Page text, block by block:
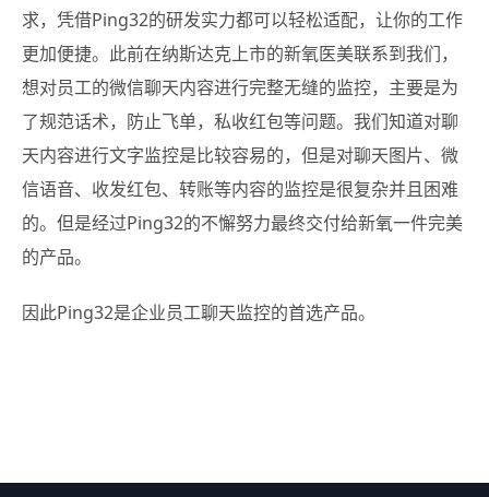
求，凭借Ping32的研发实力都可以轻松适配，让你的工作
更加便捷。此前在纳斯达克上市的新氧医美联系到我们，
想对员工的微信聊天内容进行完整无缝的监控，主要是为
了规范话术，防止飞单，私收红包等问题。我们知道对聊
天内容进行文字监控是比较容易的，但是对聊天图片、微
信语音、收发红包、转账等内容的监控是很复杂并且困难
的。但是经过Ping32的不懈努力最终交付给新氧一件完美
的产品。
因此Ping32是企业员工聊天监控的首选产品。